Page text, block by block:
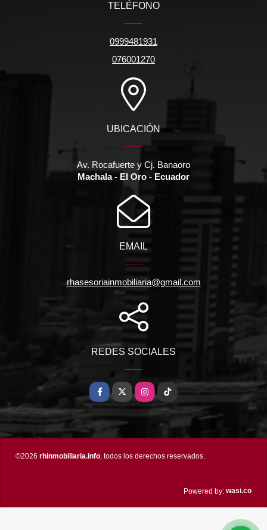
TELÉFONO
0999481931
076001270
UBICACIÓN
Av. Rocafuerte y Cj. Banaoro
Machala - El Oro - Ecuador
EMAIL
rhasesoriainmobiliaria@gmail.com
REDES SOCIALES
Facebook
X Instagram
TikTok
©2026 rhinmobiliaria.info, todos los derechos reservados.
Powered by: wasi.co